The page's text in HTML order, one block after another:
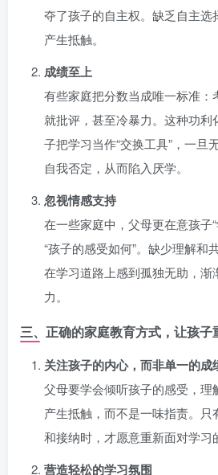
夺了孩子的自主权。缺乏自主选
产生抵触。
成绩至上
有些家庭把分数当成唯一标准：
就批评，甚至冷暴力。这种功
子把学习当作“交换工具”，一旦
自我否定，从而陷入厌学。
忽视情感支持
在一些家庭中，父母更在意孩子
“孩子的感受如何”。缺少理解和
在学习道路上感到孤独无助，渐
力。
三、正确的家庭教育方式，让孩子
关注孩子的内心，而非单一的成
父母要学会倾听孩子的感受，理
产生抵触，而不是一味指责。
和接纳时，才愿意重新面对学习
营造轻松的学习氛围